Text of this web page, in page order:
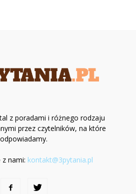
z poradami i różnego rodzaju
przez czytelników, na które
odpowiadamy.
nami: kontakt@3pytania.pl